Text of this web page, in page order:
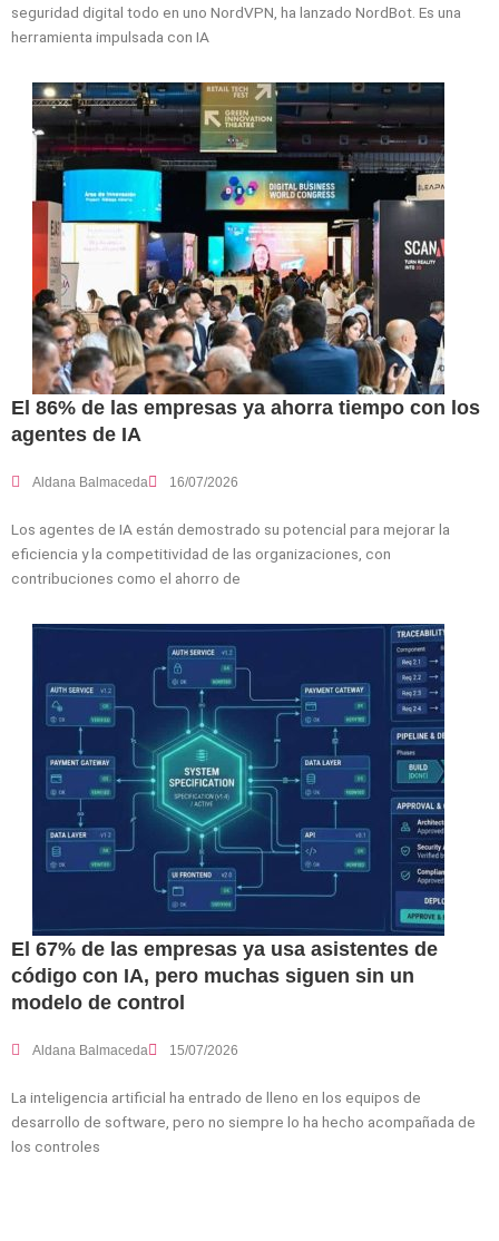
seguridad digital todo en uno NordVPN, ha lanzado NordBot. Es una
herramienta impulsada con IA
El 86% de las empresas ya ahorra tiempo con los
agentes de IA
Aldana Balmaceda 16/07/2026
Los agentes de IA están demostrado su potencial para mejorar la
eficiencia y la competitividad de las organizaciones, con
contribuciones como el ahorro de
El 67% de las empresas ya usa asistentes de
código con IA, pero muchas siguen sin un
modelo de control
Aldana Balmaceda 15/07/2026
La inteligencia artificial ha entrado de lleno en los equipos de
desarrollo de software, pero no siempre lo ha hecho acompañada de
los controles